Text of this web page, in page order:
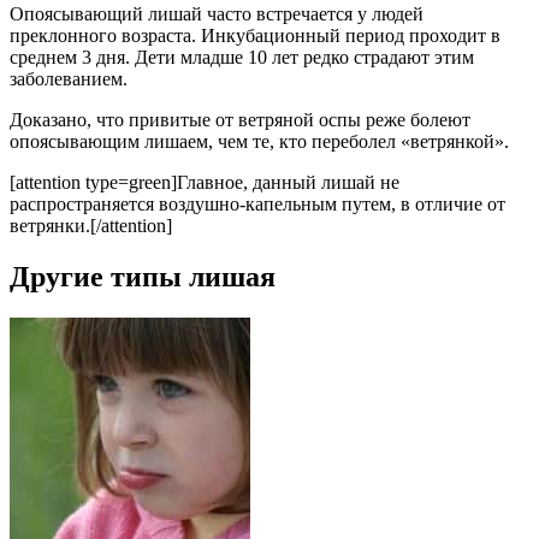
Опоясывающий лишай часто встречается у людей
преклонного возраста. Инкубационный период проходит в
среднем 3 дня. Дети младше 10 лет редко страдают этим
заболеванием.
Доказано, что привитые от ветряной оспы реже болеют
опоясывающим лишаем, чем те, кто переболел «ветрянкой».
[attention type=green]Главное, данный лишай не
распространяется воздушно-капельным путем, в отличие от
ветрянки.[/attention]
Другие типы лишая